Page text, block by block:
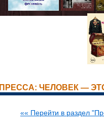
ПРЕССА: ЧЕЛОВЕК —
«« Перейти в раздел